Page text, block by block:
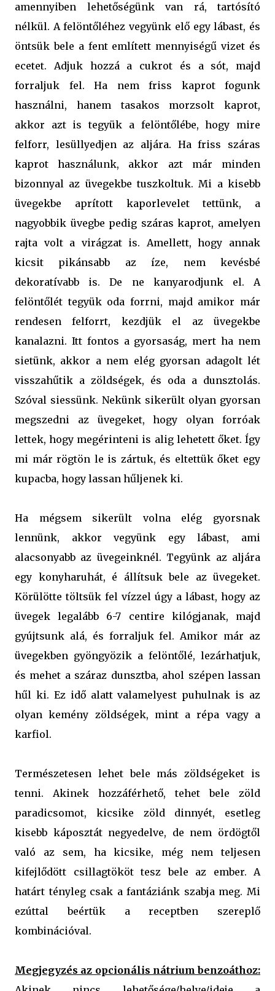
amennyiben lehetőségünk van rá, tartósító
nélkül. A felöntőléhez vegyünk elő egy lábast, és
öntsük bele a fent említett mennyiségű vizet és
ecetet. Adjuk hozzá a cukrot és a sót, majd
forraljuk fel. Ha nem friss kaprot fogunk
használni, hanem tasakos morzsolt kaprot,
akkor azt is tegyük a felöntőlébe, hogy mire
felforr, lesüllyedjen az aljára. Ha friss száras
kaprot használunk, akkor azt már minden
bizonnyal az üvegekbe tuszkoltuk. Mi a kisebb
üvegekbe aprított kaporlevelet tettünk, a
nagyobbik üvegbe pedig száras kaprot, amelyen
rajta volt a virágzat is. Amellett, hogy annak
kicsit pikánsabb az íze, nem kevésbé
dekoratívabb is. De ne kanyarodjunk el. A
felöntőlét tegyük oda forrni, majd amikor már
rendesen felforrt, kezdjük el az üvegekbe
kanalazni. Itt fontos a gyorsaság, mert ha nem
sietünk, akkor a nem elég gyorsan adagolt lét
visszahűtik a zöldségek, és oda a dunsztolás.
Szóval siessünk. Nekünk sikerült olyan gyorsan
megszedni az üvegeket, hogy olyan forróak
lettek, hogy megérinteni is alig lehetett őket. Így
mi már rögtön le is zártuk, és eltettük őket egy
kupacba, hogy lassan hűljenek ki.
Ha mégsem sikerült volna elég gyorsnak
lennünk, akkor vegyünk egy lábast, ami
alacsonyabb az üvegeinknél. Tegyünk az aljára
egy konyharuhát, é állítsuk bele az üvegeket.
Körülötte töltsük fel vízzel úgy a lábast, hogy az
üvegek legalább 6-7 centire kilógjanak, majd
gyújtsunk alá, és forraljuk fel. Amikor már az
üvegekben gyöngyözik a felöntőlé, lezárhatjuk,
és mehet a száraz dunsztba, ahol szépen lassan
hűl ki. Ez idő alatt valamelyest puhulnak is az
olyan kemény zöldségek, mint a répa vagy a
karfiol.
Természetesen lehet bele más zöldségeket is
tenni. Akinek hozzáférhető, tehet bele zöld
paradicsomot, kicsike zöld dinnyét, esetleg
kisebb káposztát negyedelve, de nem ördögtől
való az sem, ha kicsike, még nem teljesen
kifejlődött csillagtököt tesz bele az ember. A
határt tényleg csak a fantáziánk szabja meg. Mi
ezúttal beértük a receptben szereplő
kombinációval.
Megjegyzés az opcionális nátrium benzoáthoz: